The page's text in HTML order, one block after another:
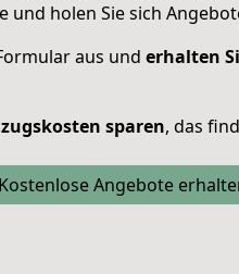
und holen Sie sich
aus und erhalten
sparen, das
Kostenlose Angebote